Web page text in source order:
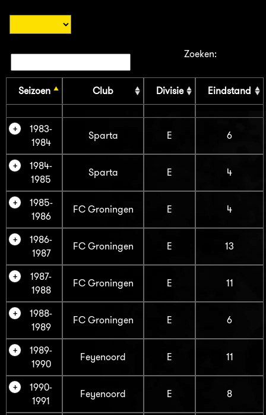
Zoeken:
Seizoen Club Divisie Eindstand
1983-
1984
Sparta E 6
1984-
1985
Sparta E 4
1985-
1986
FC Groningen E 4
1986-
1987
FC Groningen E 13
1987-
1988
FC Groningen E 11
1988-
1989
FC Groningen E 6
1989-
1990
Feyenoord E 11
1990-
1991
Feyenoord E 8